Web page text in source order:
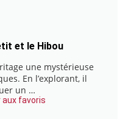
et le Hibou
une mystérieuse
En l’explorant, il
un …
aux favoris